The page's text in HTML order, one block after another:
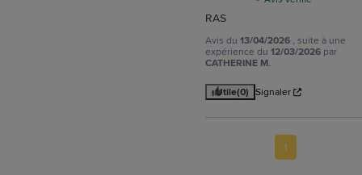
RAS
Avis du13/04/2026 , suite à une
expérience du12/03/2026 par
CATHERINE M.
Utile(0) Signaler
1